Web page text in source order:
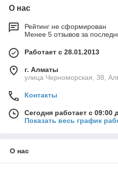
О нас
Рейтинг не сформирован
Менее 5 отзывов за
Работает с 28.01.2013
г. Алматы
улица Черноморская, 38,
Контакты
Сегодня работает с 09:00
Показать весь график
О нас